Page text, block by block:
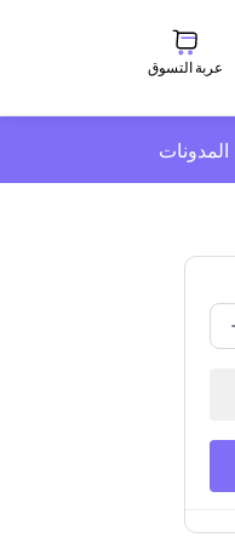
عربة التسوق
المدونات